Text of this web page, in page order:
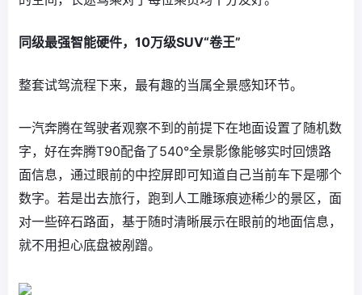
同级最强智能硬件，10万级SUV“卷王”
整套试驾流程下来，最有趣的当属全景感知环节。
一汽奔腾在驾驶者观察不到的前提下在地面设置了随机数
字，好在奔腾T90配备了540°全景影像能够实时回馈路
面信息，通过眼前的中控屏即可知道自己当前车下是哪个
数字。若是出去旅行，跑到人工雕琢痕迹稀少的景区，面
对一些碎石路面，基于随时清晰展示在眼前的地面信息，
就不用担心底盘被剐蹭。